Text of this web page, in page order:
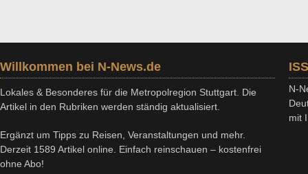
Willkommen bei N-News.de
Lokales & Besonderes für die Metropolregion Stuttgart. Die
Artikel in den Rubriken werden ständig aktualisiert.
Ergänzt um Tipps zu Reisen, Veranstaltungen und mehr.
Derzeit 1589 Artikel online. Einfach reinschauen – kostenfrei
ohne Abo!
N-
mit